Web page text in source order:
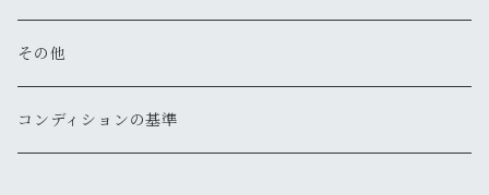
新品
古着
その他
古着
ナイロンジャケット
新品
古着
パーカー
古着
スウェット
新品
古着
その他
古着
その他
ピアス
リング
古着
手袋
新品
ベルト
古着
ハット
新品
ニットキャップ・ビーニー
ショルダー
新品
トート
その他
コンディションの基準